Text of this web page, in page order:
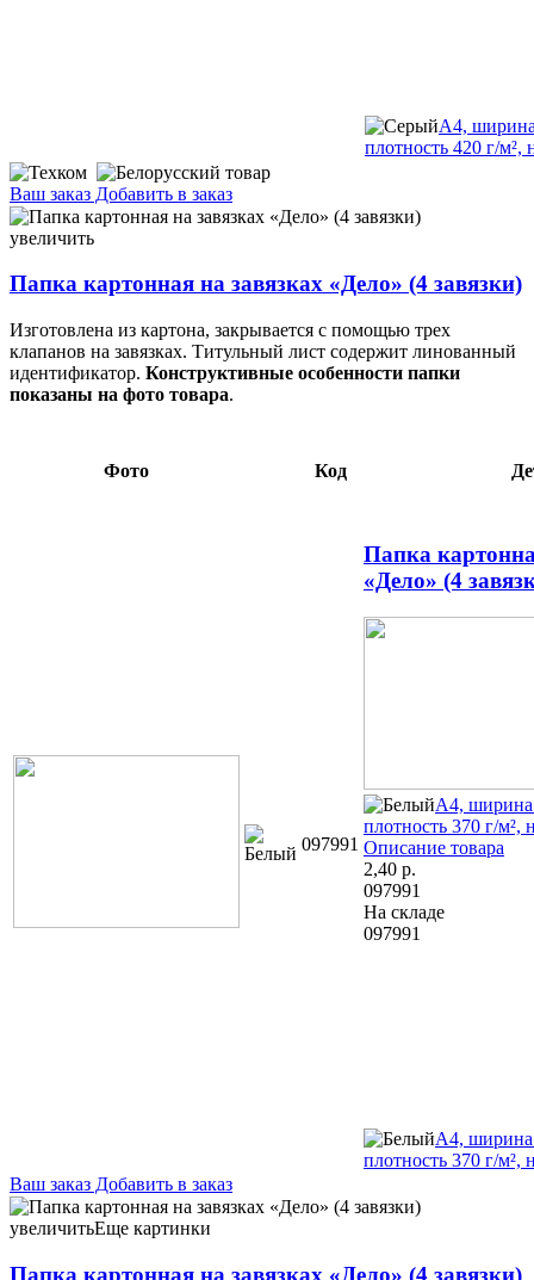
А4,
плотность 420 г/м²,
Ваш заказ Добавить в заказ
Папка картонная на завязках «Дело» (4 завязки) А4, ширина
корешка 35 мм, плотность 370 г/м², немелованная, белая 2,40
увеличить
Папка картонная на завязках «Дело» (4 завязки)
Изготовлена из картона, закрывается с помощью трех
клапанов на завязках. Титульный лист содержит линованный
идентификатор. Конструктивные особенности папки
показаны на фото товара.
Фото Код
097991
Папка
«Дело» (4
А4,
плотность 370 г/м²,
Описание товара
2,40 р.
097991
На складе
097991
А4,
плотность 370 г/м²,
Ваш заказ Добавить в заказ
Папка картонная на завязках «Дело» (4 завязки) А4, 300 г/м²,
корешок 40 мм, немелованная, белая 2,00 085614
увеличитьЕще картинки
Папка картонная на завязках «Дело» (4 завязки)